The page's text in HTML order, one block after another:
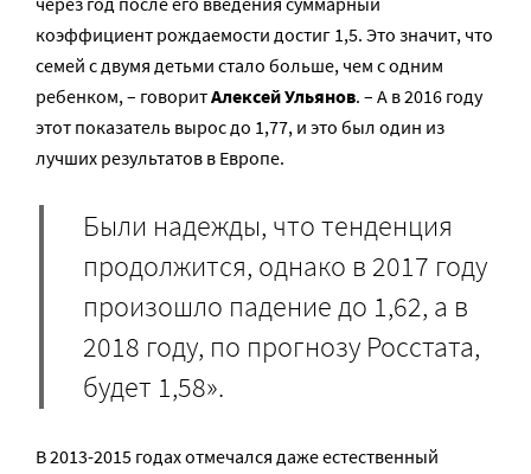
коэффициент рождаемости достиг 1,5. Это значит, что
семей с двумя детьми стало больше, чем с одним
ребенком, – говоритАлексей Ульянов. – А в 2016 году
этот показатель вырос до 1,77, и это был один из
лучших результатов в Европе.
Были надежды, что тенденция
продолжится, однако в 2017 году
произошло падение до 1,62, а в
2018 году, по прогнозу Росстата,
будет 1,58».
В 2013-2015 годах отмечался даже естественный